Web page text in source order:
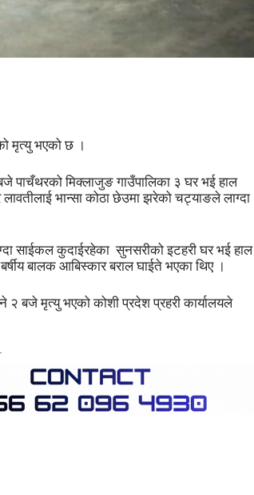
मृत्यु भएको छ ।
पाचँथरको मिक्लाजुङ गाउँपालिका ३ घर भई हाल
भान्सा कोठा छेउमा झरेको चट्याङले लाग्दा
साईकल कुदाईरहेका सुनसरीको इटहरी घर भई हाल
बालक आबिस्कार बराल घाईते भएका थिए ।
२ बजे मृत्यु भएको कोशी प्रदेश प्रहरी कार्यालयले